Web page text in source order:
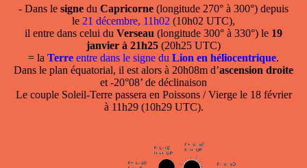
- Dans le signe du Capricorne (longitude 270° à 300°) depuis
le 21 décembre, 11h02 (10h02 UTC),
il entre dans celui du Verseau (longitude 300° à 330°) le 19
janvier à 21h25 (20h25 UTC)
= la Terre entre dans le signe du Lion en héliocentrique.
Dans le plan équatorial, il est alors à 20h08m d’ascension droite
et -20°08’ de déclinaison
Le couple Soleil-Terre passera en Poissons / Vierge le 18 février
à 11h29 (10h29 UTC).